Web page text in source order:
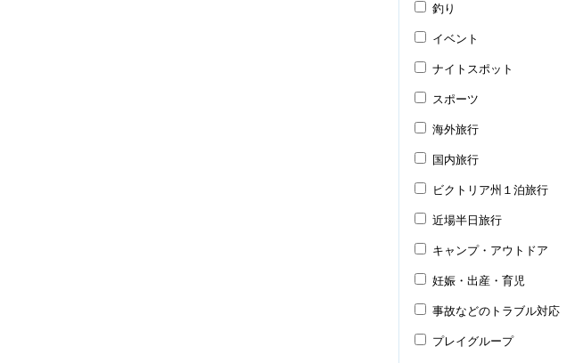
釣り
イベント
ナイトスポット
スポーツ
海外旅行
国内旅行
ビクトリア州１泊旅行
近場半日旅行
キャンプ・アウトドア
妊娠・出産・育児
事故などのトラブル対応
プレイグループ